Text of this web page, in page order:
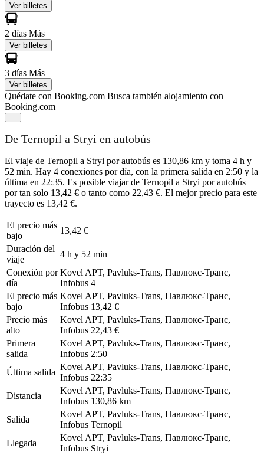
Ver billetes
2 días Más
Ver billetes
3 días Más
Ver billetes
Quédate con Booking.com Busca también alojamiento con
Booking.com
De Ternopil a Stryi en autobús
El viaje de Ternopil a Stryi por autobús es 130,86 km y toma 4 h y
52 min. Hay 4 conexiones por día, con la primera salida en 2:50 y la
última en 22:35. Es posible viajar de Ternopil a Stryi por autobús
por tan solo 13,42 € o tanto como 22,43 €. El mejor precio para este
trayecto es 13,42 €.
El precio más
bajo
13,42 €
Duración del
viaje
4 h y 52 min
Conexión por
día
Kovel APT, Pavluks-Trans, Павлюкс-Транс,
Infobus 4
El precio más
bajo
Kovel APT, Pavluks-Trans, Павлюкс-Транс,
Infobus 13,42 €
Precio más
alto
Kovel APT, Pavluks-Trans, Павлюкс-Транс,
Infobus 22,43 €
Primera
salida
Kovel APT, Pavluks-Trans, Павлюкс-Транс,
Infobus 2:50
Última salida
Kovel APT, Pavluks-Trans, Павлюкс-Транс,
Infobus 22:35
Distancia
Kovel APT, Pavluks-Trans, Павлюкс-Транс,
Infobus 130,86 km
Salida
Kovel APT, Pavluks-Trans, Павлюкс-Транс,
Infobus Ternopil
Llegada
Kovel APT, Pavluks-Trans, Павлюкс-Транс,
Infobus Stryi